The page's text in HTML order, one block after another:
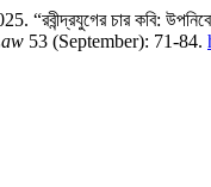
“রবীন্দ্রযুগের চার কবি:
53 (September): 71-84.